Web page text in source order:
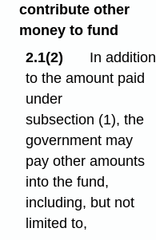
contribute other
money to fund
2.1(2)
In addition
to the amount paid
under
subsection (1), the
government may
pay other amounts
into the fund,
including, but not
limited to,